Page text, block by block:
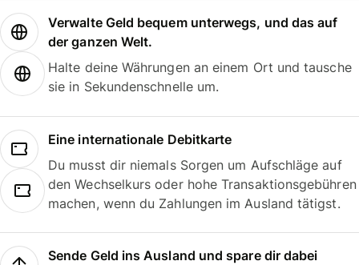
Verwalte Geld bequem unterwegs, und das auf
der ganzen Welt.
Halte deine Währungen an einem Ort und tausche
sie in Sekundenschnelle um.
Eine internationale Debitkarte
Du musst dir niemals Sorgen um Aufschläge auf
den Wechselkurs oder hohe Transaktionsgebühren
machen, wenn du Zahlungen im Ausland tätigst.
Sende Geld ins Ausland und spare dir dabei